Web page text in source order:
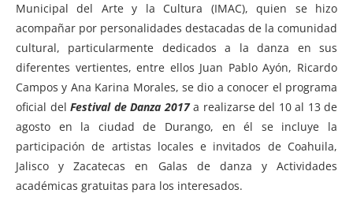
Municipal del Arte y la Cultura (IMAC), quien se hizo
acompañar por personalidades destacadas de la comunidad
cultural, particularmente dedicados a la danza en sus
diferentes vertientes, entre ellos Juan Pablo Ayón, Ricardo
Campos y Ana Karina Morales, se dio a conocer el programa
oficial del Festival de Danza 2017a realizarse del 10 al 13 de
agosto en la ciudad de Durango, en él se incluye la
participación de artistas locales e invitados de Coahuila,
Jalisco y Zacatecas en Galas de danza y Actividades
académicas gratuitas para los interesados.